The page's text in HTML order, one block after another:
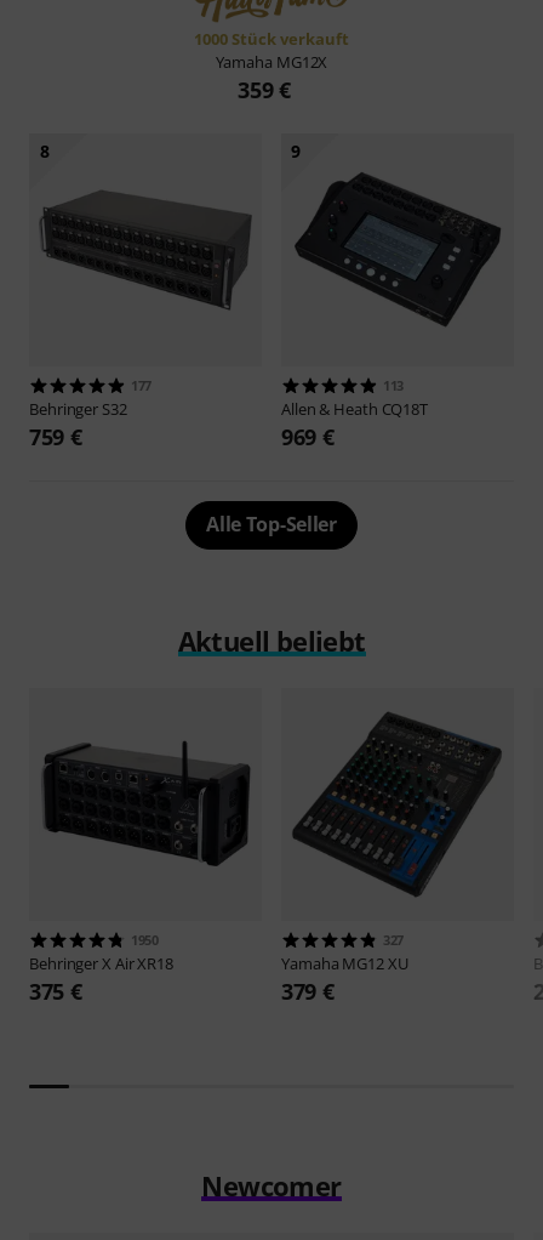
1000 Stück verkauft
Yamaha MG12X
359 €
8
177
Behringer S32
759 €
9
113
Allen & Heath CQ18T
969 €
Alle Top-Seller
Aktuell beliebt
1950
BehringerX Air XR18
375 €
327
Yamaha MG12 XU
379 €
Newcomer